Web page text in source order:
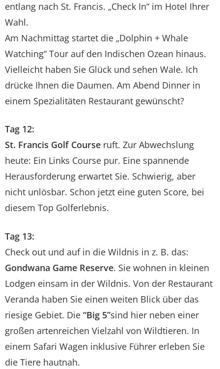
entlang nach St. Francis. „Check In“ im Hotel Ihrer
Wahl.
Am Nachmittag startet die „Dolphin + Whale
Watching“ Tour auf den Indischen Ozean hinaus.
Vielleicht haben Sie Glück und sehen Wale. Ich
drücke Ihnen die Daumen. Am Abend Dinner in
einem Spezialitäten Restaurant gewünscht?
Tag 12:
St. Francis Golf Course ruft. Zur Abwechslung
heute: Ein Links Course pur. Eine spannende
Herausforderung erwartet Sie. Schwierig, aber
nicht unlösbar. Schon jetzt eine guten Score, bei
diesem Top Golferlebnis.
Tag 13:
Check out und auf in die Wildnis in z. B. das:
Gondwana Game Reserve. Sie wohnen in kleinen
Lodgen einsam in der Wildnis. Von der Restaurant
Veranda haben Sie einen weiten Blick über das
riesige Gebiet. Die “Big 5”sind hier neben einer
großen artenreichen Vielzahl von Wildtieren. In
einem Safari Wagen inklusive Führer erleben Sie
die Tiere hautnah.